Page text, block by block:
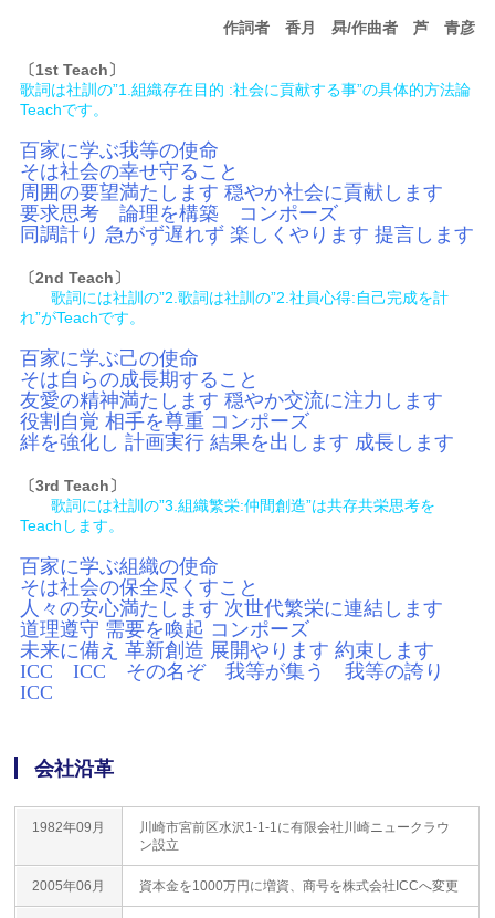
作詞者 香月 曻/作曲者 芦 青彦
〔1st Teach〕
歌詞は社訓の”1.組織存在目的 :社会に貢献する事”の具体的方法論
Teachです。
百家に学ぶ我等の使命
そは社会の幸せ守ること
周囲の要望満たします 穏やか社会に貢献します
要求思考 論理を構築 コンポーズ
同調計り 急がず遅れず 楽しくやります 提言します
〔2nd Teach〕
歌詞には社訓の”2.歌詞は社訓の”2.社員心得:自己完成を計
れ”がTeachです。
百家に学ぶ己の使命
そは自らの成長期すること
友愛の精神満たします 穏やか交流に注力します
役割自覚 相手を尊重 コンポーズ
絆を強化し 計画実行 結果を出します 成長します
〔3rd Teach〕
歌詞には社訓の”3.組織繁栄:仲間創造”は共存共栄思考を
Teachします。
百家に学ぶ組織の使命
そは社会の保全尽くすこと
人々の安心満たします 次世代繁栄に連結します
道理遵守 需要を喚起 コンポーズ
未来に備え 革新創造 展開やります 約束します
ICC ICC その名ぞ 我等が集う 我等の誇り
ICC
会社沿革
1982年09月
川崎市宮前区水沢1-1-1に有限会社川崎ニュークラウ
ン設立
2005年06月 資本金を1000万円に増資、商号を株式会社ICCへ変更